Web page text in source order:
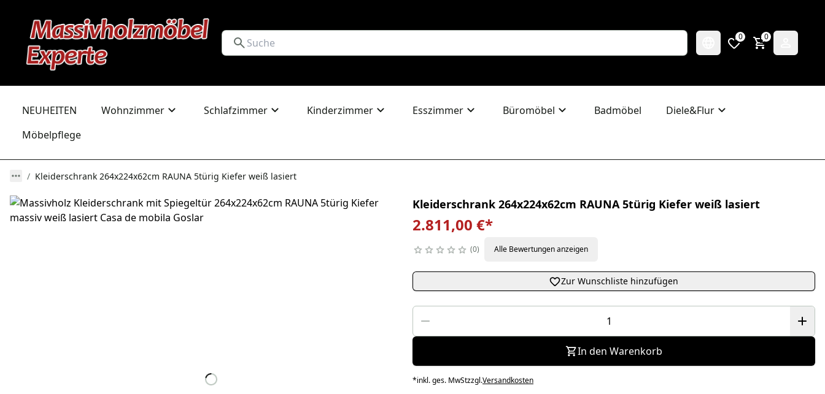
0 0
NEUHEITEN Wohnzimmer Schlafzimmer Kinderzimmer Esszimmer Büromöbel Badmöbel
Diele&Flur
Möbelpflege
Kleiderschrank 264x224x62cm RAUNA 5türig Kiefer weiß lasiert
Kleiderschrank 264x224x62cm RAUNA 5türig Kiefer weiß lasiert
2.811,00 €*
0 Alle Bewertungen anzeigen
Zur Wunschliste hinzufügen
In den Warenkorb
*inkl. ges. MwStzzgl.Versandkosten